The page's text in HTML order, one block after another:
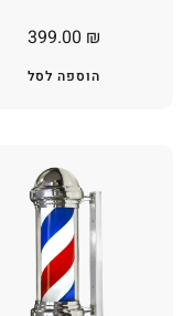
399.00 ₪
הוספה לסל